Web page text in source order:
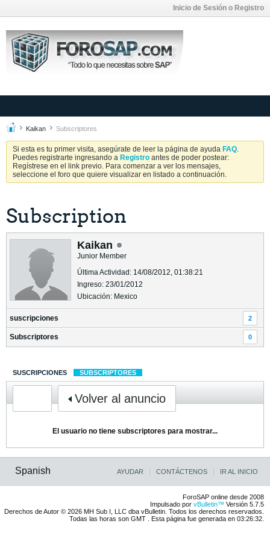
Inicio de Sesión o Registro
Kaikan Subscriptores
Si esta es tu primer visita, asegúrate de leer la página de ayuda FAQ.
Puedes registrarte ingresando a Registro antes de poder postear:
Regístrese en el link previo. Para comenzar a ver los mensajes,
seleccione el foro que quiere visualizar en listado a continuación.
Subscription
Kaikan
Junior Member
Última Actividad: 14/08/2012, 01:38:21
Ingreso: 23/01/2012
Ubicación: Mexico
suscripciones 2
Subscriptores 0
SUSCRIPCIONES SUBSCRIPTORES
Volver al anuncio
El usuario no tiene subscriptores para mostrar...
Spanish AYUDAR CONTÁCTENOS IR AL INICIO
ForoSAP online desde 2008
Impulsado por vBulletin™ Versión 5.7.5
Derechos de Autor © 2026 MH Sub I, LLC dba vBulletin. Todos los derechos reservados.
Todas las horas son GMT . Esta página fue generada en 03:26:32.